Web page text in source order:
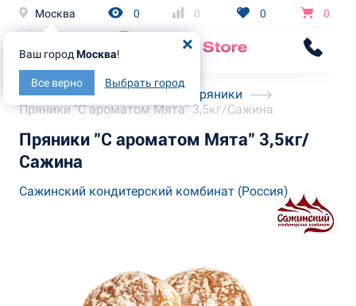
Москва
Ваш город Москва!
Все верно Выбрать город
0 0 0 0
Главная Каталог
Пряники
Пряники "С ароматом Мята" 3,5кг/Сажина
Пряники "С ароматом Мята" 3,5кг/
Сажина
Сажинский кондитерский комбинат (Россия)